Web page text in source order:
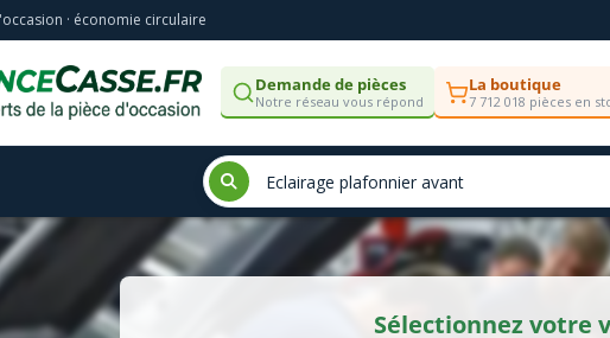
· économie circulaire
Demande de pièces
Notre réseau vous répond
La boutique
7 712 018 pièces en
Sélectionnez votre